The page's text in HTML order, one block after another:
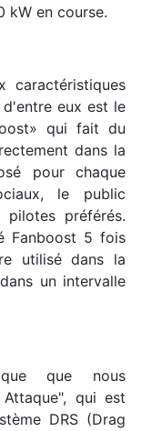
kW en course.
caractéristiques
d'entre eux est le
qui fait du
dans la
pour chaque
le public
préférés.
Fanboost 5 fois
utilisé dans la
un intervalle
que nous
qui est
DRS (Drag